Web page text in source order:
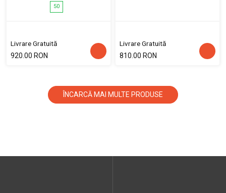
50
Livrare Gratuită
920.00 RON
Livrare Gratuită
810.00 RON
ÎNCARCĂ MAI MULTE PRODUSE